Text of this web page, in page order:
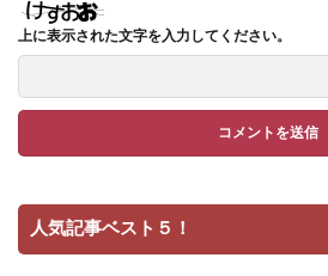
上に表示された文字を入力してください。
人気記事ベスト５！